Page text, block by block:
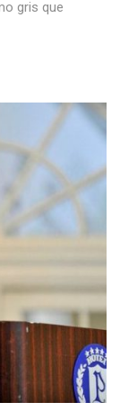
gris que